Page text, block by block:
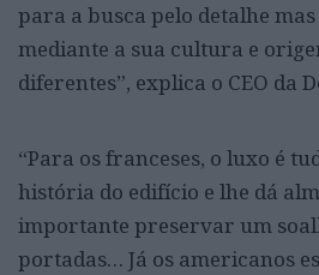
para a busca pelo detalhe
mediante a sua cultura e
diferentes”, explica o CEO da
“Para os franceses, o luxo é
história do edifício e lhe dá
importante preservar um
portadas… Já os americanos